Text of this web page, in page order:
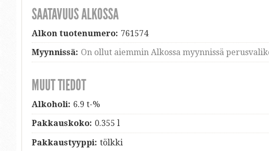
SAATAVUUS ALKOSSA
Alkon tuotenumero: 761574
Myynnissä: On ollut aiemmin Alkossa myynnissä
MUUT TIEDOT
Alkoholi: 6.9 t-%
Pakkauskoko: 0.355 l
Pakkaustyyppi: tölkki